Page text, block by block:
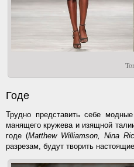
Годе
Трудно представить себе
манящего кружева и изящной
годе (Matthew Williamson, Nina
разрезам, будут творить